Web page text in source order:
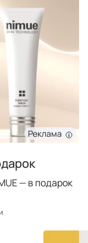
Реклама
— в подарок